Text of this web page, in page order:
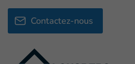
Contactez-nous